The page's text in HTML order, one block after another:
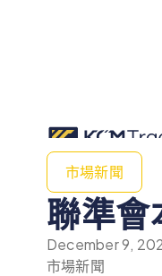
市場新聞
聯準會
December 9,
市場新聞